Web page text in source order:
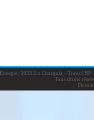
2035 La Charguia - Tunis |BP:
Tous droits